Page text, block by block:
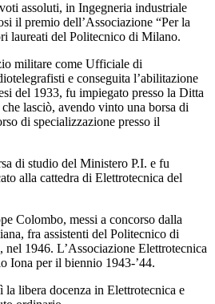
assoluti, in Ingegneria industriale
il premio dell’Associazione “Per la
laureati del Politecnico di Milano.
militare come Ufficiale di
e conseguita l’abilitazione
del 1933, fu impiegato presso la Ditta
lasciò, avendo vinto una borsa di
di specializzazione presso il
di studio del Ministero P.I. e fu
alla cattedra di Elettrotecnica del
Colombo, messi a concorso dalla
fra assistenti del Politecnico di
1946. L’Associazione Elettrotecnica
Iona per il biennio 1943-’44.
libera docenza in Elettrotecnica e